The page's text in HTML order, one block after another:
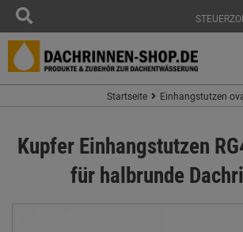
Startseite Einhangstutzen
Kupfer Einhangstutzen
für halbrunde